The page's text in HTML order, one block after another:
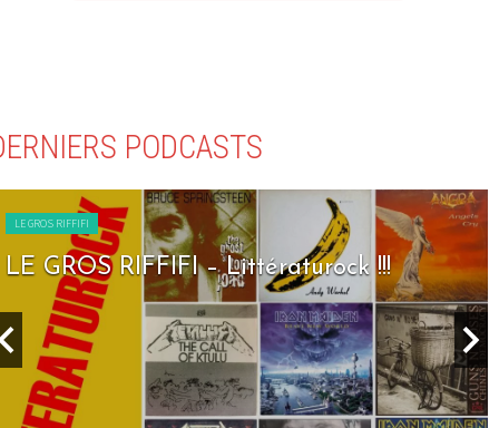
PODCASTS
LE GROS RIFFIFI
LE GROS RIFFIFI – Seven Days To Rock !!!